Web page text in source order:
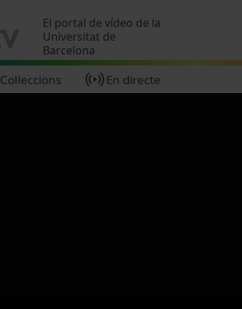
El portal de vídeo de la
Universitat de
Barcelona
Col·leccions En directe